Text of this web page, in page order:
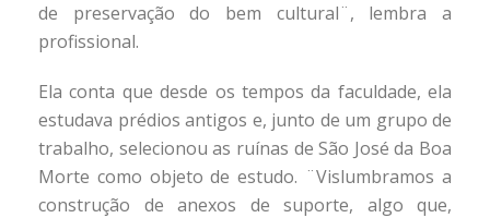
de preservação do bem cultural¨, lembra a
profissional.
Ela conta que desde os tempos da faculdade, ela
estudava prédios antigos e, junto de um grupo de
trabalho, selecionou as ruínas de São José da Boa
Morte como objeto de estudo. ¨Vislumbramos a
construção de anexos de suporte, algo que,